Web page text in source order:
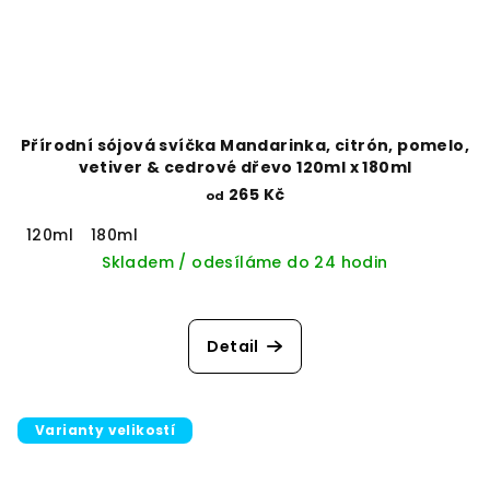
Přírodní sójová svíčka Mandarinka, citrón, pomelo,
vetiver & cedrové dřevo 120ml x 180ml
od 265 Kč
120ml
180ml
Skladem / odesíláme do 24 hodin
Detail
Varianty velikostí